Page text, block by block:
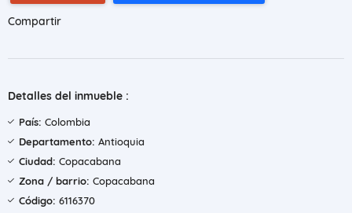
Compartir
Detalles del inmueble :
País: Colombia
Departamento: Antioquia
Ciudad: Copacabana
Zona / barrio: Copacabana
Código: 6116370